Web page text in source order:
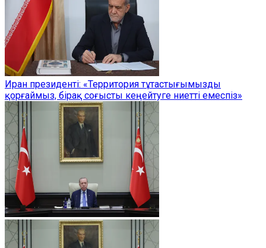
Иран президенті: «Территория тұтастығымызды
қорғаймыз, бірақ соғысты кеңейтуге ниетті емеспіз»